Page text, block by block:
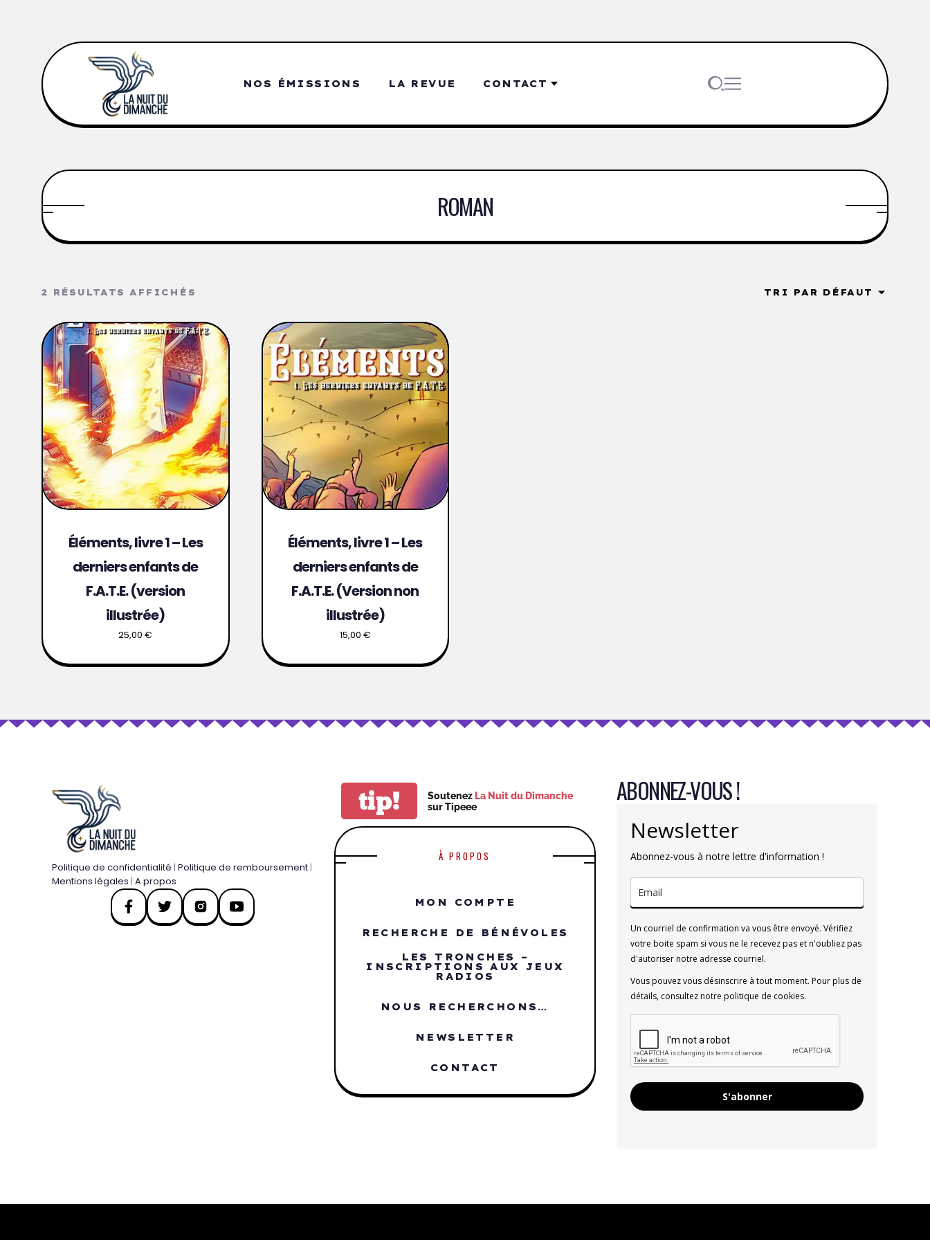
NOS ÉMISSIONS LA REVUE CONTACT
ROMAN
2 RÉSULTATS AFFICHÉS
Éléments, livre 1 – Les
derniers enfants de
F.A.T.E. (version
illustrée)
25,00€
Éléments, livre 1 – Les
derniers enfants de
F.A.T.E. (Version non
illustrée)
15,00 €
Politique de confidentialité | Politique de remboursement |
Mentions légales | A propos
tip! Soutenez La Nuit du Dimanche
sur Tipeee
À PROPOS
MON COMPTE
RECHERCHE DE BÉNÉVOLES
LES TRONCHES –
INSCRIPTIONS AUX JEUX
RADIOS
NOUS RECHERCHONS…
NEWSLETTER
CONTACT
ABONNEZ-VOUS !
Newsletter
Abonnez-vous à notre lettre d'information !
Un courriel de confirmation va vous être envoyé. Vérifiez
votre boite spam si vous ne le recevez pas et n'oubliez pas
d'autoriser notre adresse courriel.
Vous pouvez vous désinscrire à tout moment. Pour plus de
détails, consultez notre politique de cookies.
S'abonner